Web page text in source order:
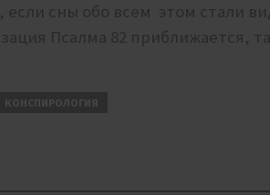
если сны обо всем этом стали
Псалма 82 приближается,
КОНСПИРОЛОГИЯ